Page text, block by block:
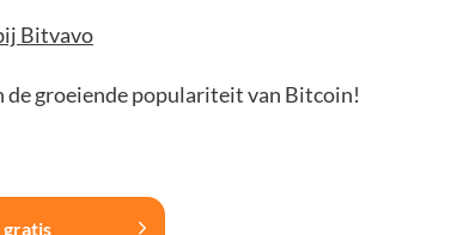
Bitvavo
de groeiende populariteit van Bitcoin!
gratis